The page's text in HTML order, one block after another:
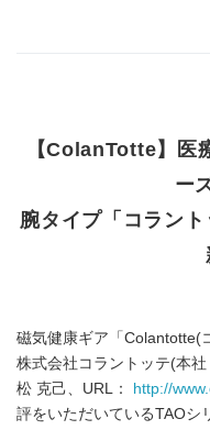
【ColanTotte】医
ー
腕タイプ「コラント
磁気健康ギア「Colantotte(
株式会社コラントッテ(本
松 克己、URL：
http://
評をいただいているTAOシ